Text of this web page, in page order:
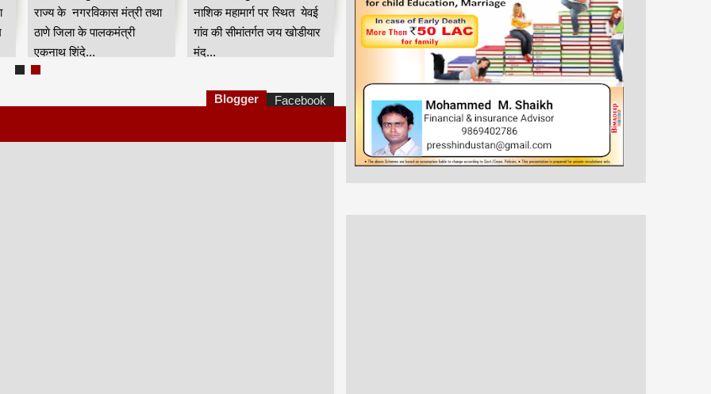
राज्य के नगरविकास मंत्री तथा
ठाणे जिला के पालकमंत्री
एकनाथ शिंदे...
नाशिक महामार्ग पर स्थित येवई
गांव की सीमांतर्गत जय खोडीयार
मंद...
Blogger Facebook